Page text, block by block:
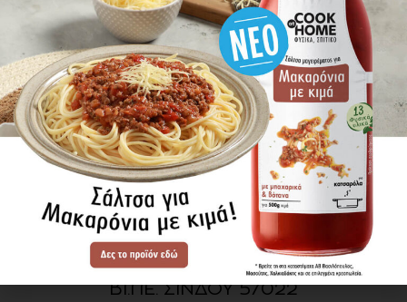
ΕΓΓΡΑΦΗ
SITE MAP
ΠΡΟΪΟΝΤΑ
ΣΥΝΤΑΓΕΣ
Η ΙΣΤΟΡΙΑ ΜΑΣ
VIDEOS
ΠΡΟΒΥΛ Α.Ε.
ΟΔΟΣ Α3
ΒΙ.ΠΕ. ΣΙΝΔΟΥ 57022